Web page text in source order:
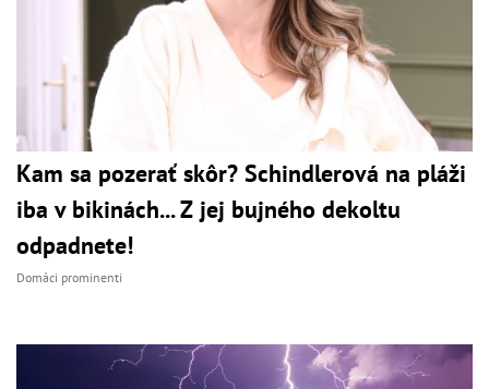
Kam sa pozerať skôr? Schindlerová na pláži
iba v bikinách... Z jej bujného dekoltu
odpadnete!
Domáci prominenti